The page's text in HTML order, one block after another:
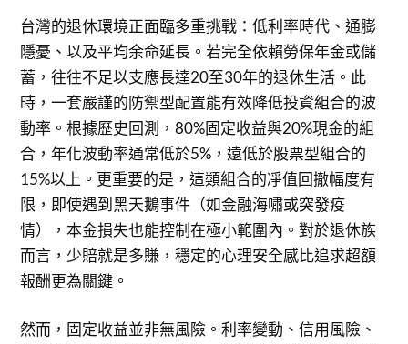
台灣的退休環境正面臨多重挑戰：低利率時代、通膨
隱憂、以及平均余命延長。若完全依賴勞保年金或儲
蓄，往往不足以支應長達20至30年的退休生活。此
時，一套嚴謹的防禦型配置能有效降低投資組合的波
動率。根據歷史回測，80%固定收益與20%現金的組
合，年化波動率通常低於5%，遠低於股票型組合的
15%以上。更重要的是，這類組合的凈值回撤幅度有
限，即使遇到黑天鵝事件（如金融海嘯或突發疫
情），本金損失也能控制在極小範圍內。對於退休族
而言，少賠就是多賺，穩定的心理安全感比追求超額
報酬更為關鍵。
然而，固定收益並非無風險。利率變動、信用風險、